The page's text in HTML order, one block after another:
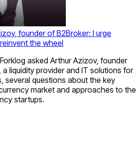
founder of B2Broker: I urge
the wheel
asked Arthur Azizov, founder
a liquidity provider and IT solutions for
several questions about the key
market and approaches to the
startups.